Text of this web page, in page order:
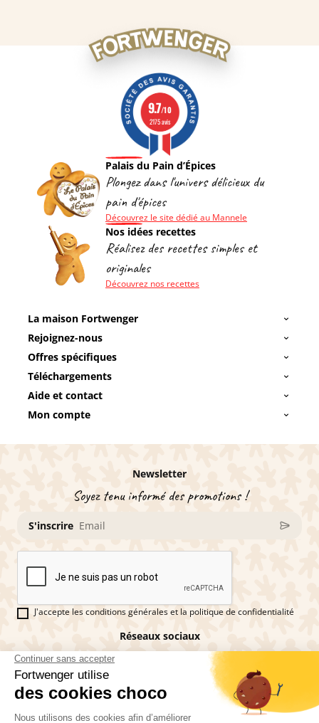
Palais du Pain d’Épices
Plongez dans l'univers délicieux du
pain d'épices
Découvrez le site dédié au Mannele
9.7/10
2175 avis
Nos idées recettes
Réalisez des recettes simples et
originales
Découvrez nos recettes
La maison Fortwenger
Rejoignez-nous
Offres spécifiques
Téléchargements
Aide et contact
Mon compte
Newsletter
Soyez tenu informé des promotions !
S'inscrire
J'accepte les conditions générales et la politique de confidentialité
Réseaux sociaux
Vous êtes fan de pains d'épices ?